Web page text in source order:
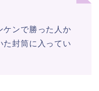
ケンで勝った人か
た封筒に入ってい